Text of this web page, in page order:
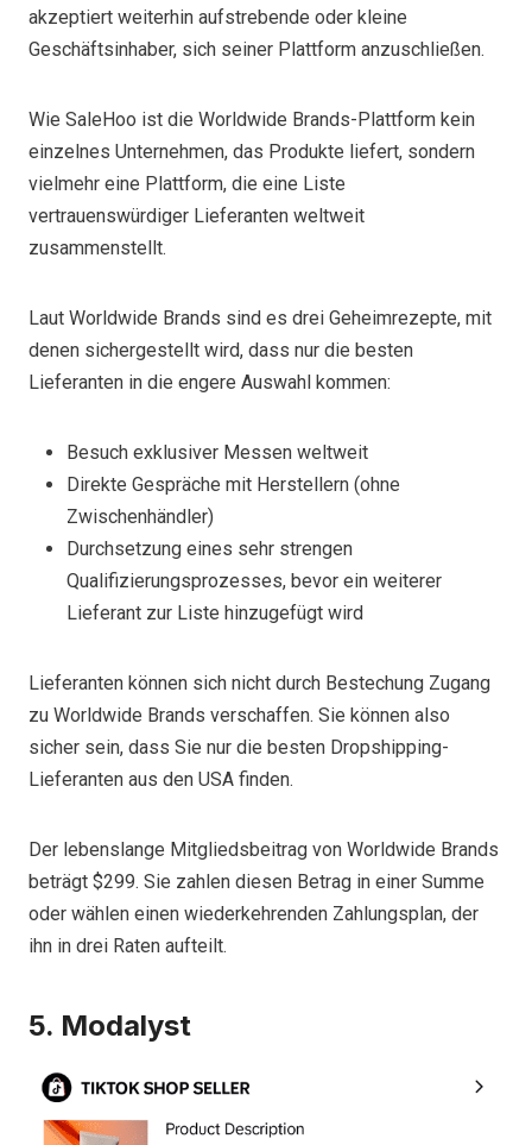
akzeptiert weiterhin aufstrebende oder kleine
Geschäftsinhaber, sich seiner Plattform anzuschließen.
Wie SaleHoo ist die Worldwide Brands-Plattform kein
einzelnes Unternehmen, das Produkte liefert, sondern
vielmehr eine Plattform, die eine Liste
vertrauenswürdiger Lieferanten weltweit
zusammenstellt.
Laut Worldwide Brands sind es drei Geheimrezepte, mit
denen sichergestellt wird, dass nur die besten
Lieferanten in die engere Auswahl kommen:
Besuch exklusiver Messen weltweit
Direkte Gespräche mit Herstellern (ohne
Zwischenhändler)
Durchsetzung eines sehr strengen
Qualifizierungsprozesses, bevor ein weiterer
Lieferant zur Liste hinzugefügt wird
Lieferanten können sich nicht durch Bestechung Zugang
zu Worldwide Brands verschaffen. Sie können also
sicher sein, dass Sie nur die besten Dropshipping-
Lieferanten aus den USA finden.
Der lebenslange Mitgliedsbeitrag von Worldwide Brands
beträgt $299. Sie zahlen diesen Betrag in einer Summe
oder wählen einen wiederkehrenden Zahlungsplan, der
ihn in drei Raten aufteilt.
5. Modalyst